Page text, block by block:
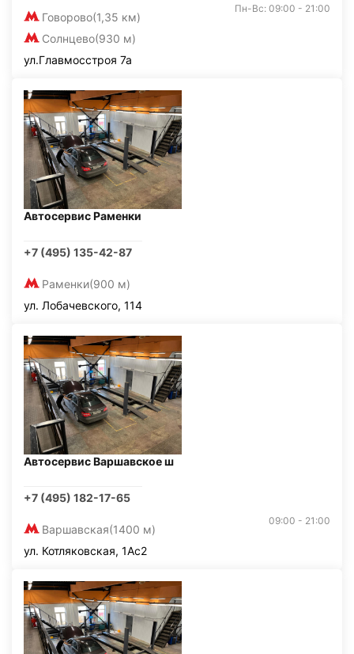
Говорово(1,35 км)
Солнцево(930 м)
Пн-Вс: 09:00 - 21:00
ул.Главмосстроя 7а
Автосервис Раменки
+7 (495) 135-42-87
Раменки(900 м)
ул. Лобачевского, 114
Автосервис Варшавское ш
+7 (495) 182-17-65
Варшавская(1400 м)
09:00 - 21:00
ул. Котляковская, 1Ас2